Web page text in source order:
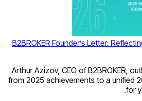
B2BROKER
Arthur Azizov,
from 2025